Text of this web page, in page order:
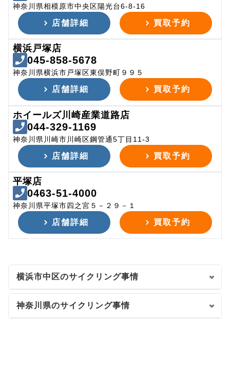
神奈川県相模原市中央区陽光台6-8-16
店舗詳細 買取予約
横浜戸塚店
045-858-5678
神奈川県横浜市戸塚区東俣野町９９５
店舗詳細 買取予約
ホイールズ川崎産業道路店
044-329-1169
神奈川県川崎市川崎区鋼管通5丁目11-3
店舗詳細 買取予約
平塚店
0463-51-4000
神奈川県平塚市四之宮５－２９－１
店舗詳細 買取予約
横浜市中区のサイクリング事情
神奈川県のサイクリング事情